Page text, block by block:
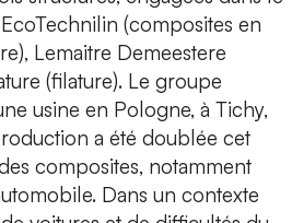
(composites en
Lemaitre Demeestere
(filature). Le groupe
usine en Pologne, à Tichy,
a été doublée cet
composites, notamment
Dans un contexte